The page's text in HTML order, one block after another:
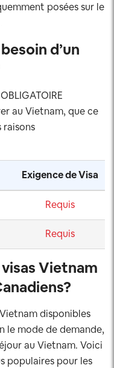
posées sur le
d’un
au Vietnam, que ce
Exigence de Visa
Requis
Requis
Vietnam
disponibles
le mode de demande,
au Vietnam. Voici
populaires pour les